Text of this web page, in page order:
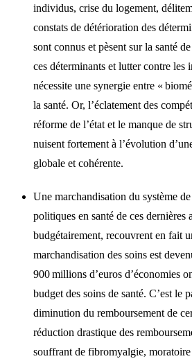
individus, crise du logement,
constats de détérioration des
sont connus et pèsent sur la santé
ces déterminants et lutter contre les
nécessite une synergie entre «
la santé. Or, l’éclatement des
réforme de l’état et le manque de
nuisent fortement à l’évolution
globale et cohérente.
Une marchandisation du système
politiques en santé de ces dernières
budgétairement, recouvrent en fait
marchandisation des soins est
900 millions d’euros d’économies
budget des soins de santé. C’est le
diminution du remboursement de
réduction drastique des
souffrant de fibromyalgie,